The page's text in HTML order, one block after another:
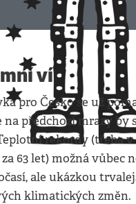
vír
pro Česko se už
na předchozí mrazy by
rekordy (třeba v
63 let) možná vůbec
ale ukázkou
klimatických změn.